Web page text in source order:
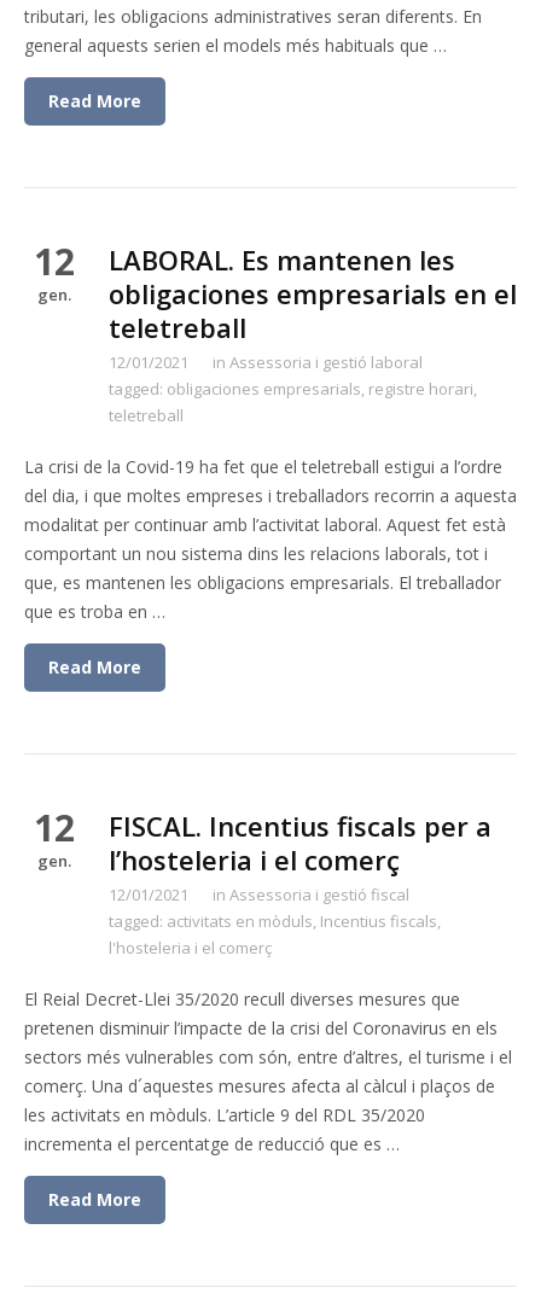
tributari, les obligacions administratives seran diferents. En
general aquests serien el models més habituals que …
Read More
12
gen.
LABORAL. Es mantenen les
obligaciones empresarials en el
teletreball
12/01/2021 in Assessoria i gestió laboral
tagged: obligaciones empresarials, registre horari,
teletreball
La crisi de la Covid-19 ha fet que el teletreball estigui a l’ordre
del dia, i que moltes empreses i treballadors recorrin a aquesta
modalitat per continuar amb l’activitat laboral. Aquest fet està
comportant un nou sistema dins les relacions laborals, tot i
que, es mantenen les obligacions empresarials. El treballador
que es troba en …
Read More
12
gen.
FISCAL. Incentius fiscals per a
l’hosteleria i el comerç
12/01/2021 in Assessoria i gestió fiscal
tagged: activitats en mòduls, Incentius fiscals,
l'hosteleria i el comerç
El Reial Decret-Llei 35/2020 recull diverses mesures que
pretenen disminuir l’impacte de la crisi del Coronavirus en els
sectors més vulnerables com són, entre d’altres, el turisme i el
comerç. Una d´aquestes mesures afecta al càlcul i plaços de
les activitats en mòduls. L’article 9 del RDL 35/2020
incrementa el percentatge de reducció que es …
Read More